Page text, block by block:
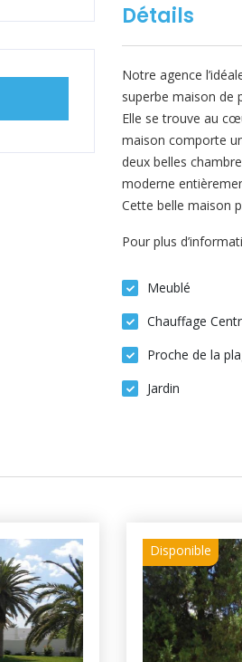
Détails
Notre agence
superbe maison de
Elle se trouve au
maison comporte
deux belles
moderne
Cette belle maison
Pour plus
Meublé
Chauffage
Proche de la
Jardin
Disponible